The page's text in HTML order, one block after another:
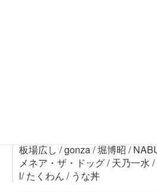
板場広し / gonza / 堀博昭 /
メネア・ザ・ドッグ / 天乃一水
l/ たくわん / うな丼